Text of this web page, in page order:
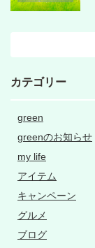
カテゴリー
green
greenのお知らせ
my life
アイテム
キャンペーン
グルメ
ブログ